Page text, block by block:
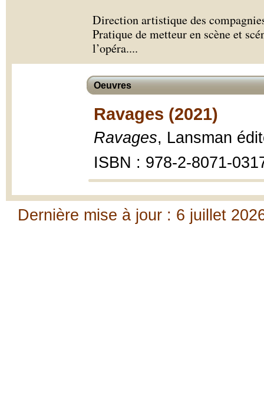
Direction artistique des
Pratique de metteur en scène et
l’opéra....
Oeuvres
Ravages (2021)
Ravages, Lansman
ISBN : 978-2-8071-
Dernière mise à jour : 6 juillet